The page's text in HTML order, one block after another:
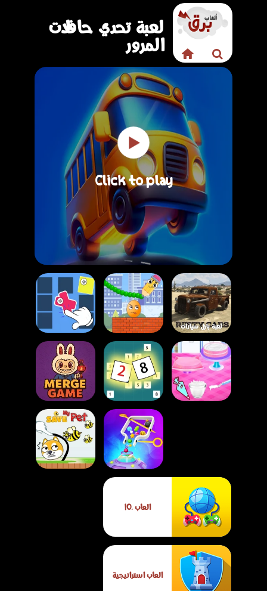
لعبة تحدي حافلات
المرور
Click to play
لعبة صواميل وبراغي:
برغي الزجاج
لعبة كسر البيض
لعبة بازل سيارات
الصدأ – لعبة تركيب
صور لعشاق السيارات
والألغاز
لعبة دمج الكائنات لعبة دمج الأرقام 10
الفضاء
العاب .IO
العاب استراتيجية